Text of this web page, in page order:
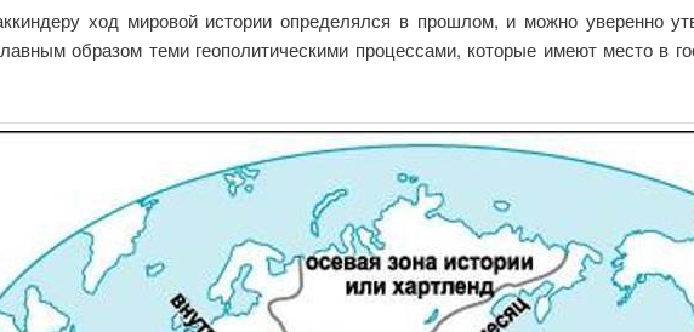
ход мировой истории определялся в прошлом, и можно уверенно
образом теми геополитическими процессами, которые имеют место в